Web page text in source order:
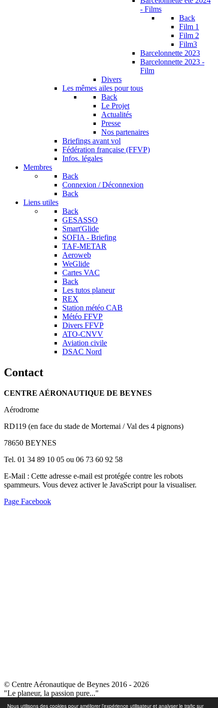
Nous utilisons des cookies pour améliorer l’expérience utilisateur et analyser le trafic sur
- Films
Back
Film 1
Film 2
Film3
Barcelonnette 2023
Barcelonnette 2023 -
Film
Divers
Les mêmes ailes pour tous
Back
Le Projet
Actualités
Presse
Nos partenaires
Briefings avant vol
Fédération française (FFVP)
Infos. légales
Membres
Back
Connexion / Déconnexion
Back
Liens utiles
Back
GESASSO
Smart'Glide
SOFIA - Briefing
TAF-METAR
Aeroweb
WeGlide
Cartes VAC
Back
Les tutos planeur
REX
Station météo CAB
Météo FFVP
Divers FFVP
ATO-CNVV
Aviation civile
DSAC Nord
Contact
CENTRE AÉRONAUTIQUE DE BEYNES
Aérodrome
RD119 (en face du stade de Mortemai / Val des 4 pignons)
78650 BEYNES
Tel. 01 34 89 10 05 ou 06 73 60 92 58
E-Mail : Cette adresse e-mail est protégée contre les robots
spammeurs. Vous devez activer le JavaScript pour la visualiser.
Page Facebook
© Centre Aéronautique de Beynes 2016 - 2026
"Le planeur, la passion pure..."